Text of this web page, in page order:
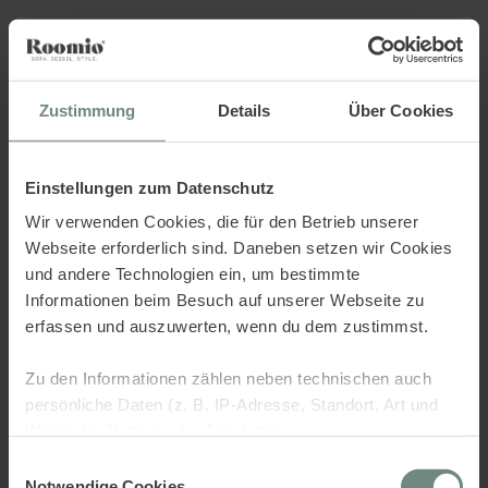
Zustimmung Details Über Cookies
Einstellungen zum Datenschutz
Wir verwenden Cookies, die für den Betrieb unserer
Webseite erforderlich sind. Daneben setzen wir Cookies
und andere Technologien ein, um bestimmte
Informationen beim Besuch auf unserer Webseite zu
erfassen und auszuwerten, wenn du dem zustimmst.
Zu den Informationen zählen neben technischen auch
persönliche Daten (z. B. IP-Adresse, Standort, Art und
Dies dient verschiedenen Zwecken: Statistik Cookies
Sorry.. there was an error,
check the console.